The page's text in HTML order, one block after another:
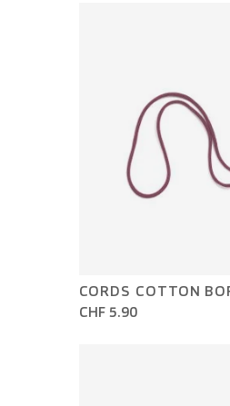
CORDS COTTON
CHF 5.90